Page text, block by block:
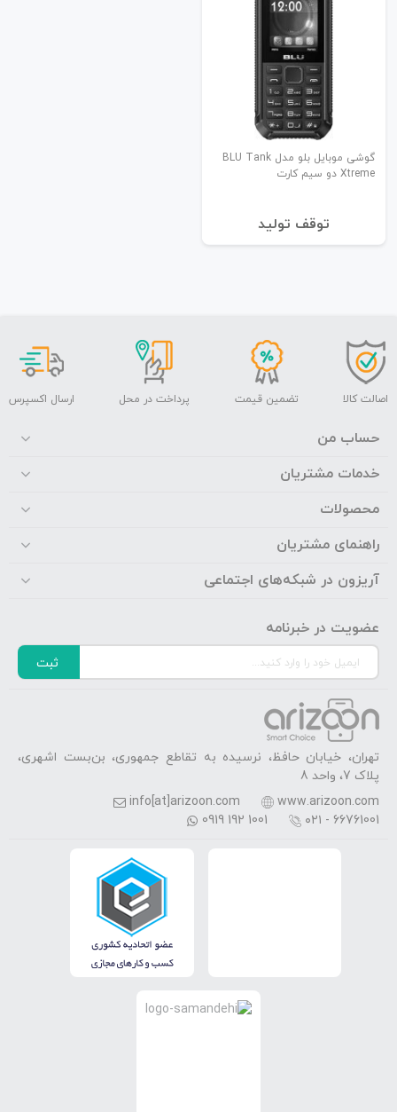
گوشی موبایل بلو مدل BLU Tank
Xtreme دو سیم کارت
توقف تولید
اصالت کالا تضمین قیمت پرداخت در محل ارسال اکسپرس
حساب من
خدمات مشتریان
محصولات
راهنمای مشتریان
آریزون در شبکه‌های اجتماعی
عضویت در خبرنامه
ثبت
تهران، خیابان حافظ، نرسیده به تقاطع جمهوری، بن‌بست اشهری،
پلاک 7، واحد 8
www.arizoon.com
info[at]arizoon.com
۰۲۱ - 66761001
0919 192 1001